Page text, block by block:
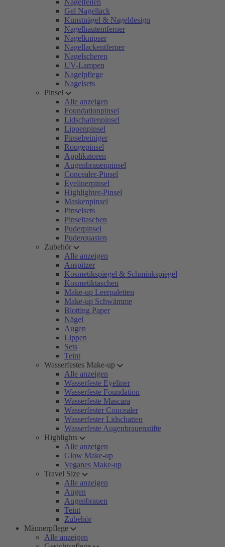
Nagelfeilen
Gel Nagellack
Kunstnägel & Nageldesign
Nagelhautentferner
Nagelknipser
Nagellackentferner
Nagelscheren
UV-Lampen
Nagelpflege
Nagelsets
Pinsel
Alle anzeigen
Foundationpinsel
Lidschattenpinsel
Lippenpinsel
Pinselreiniger
Rougepinsel
Applikatoren
Augenbrauenpinsel
Concealer-Pinsel
Eyelinerpinsel
Highlighter-Pinsel
Maskenpinsel
Pinselsets
Pinseltaschen
Puderpinsel
Puderquasten
Zubehör
Alle anzeigen
Anspitzer
Kosmetikspiegel & Schminkspiegel
Kosmetiktaschen
Make-up Leerpaletten
Make-up Schwämme
Blotting Paper
Nägel
Augen
Lippen
Sets
Teint
Wasserfestes Make-up
Alle anzeigen
Wasserfeste Eyeliner
Wasserfeste Foundation
Wasserfeste Mascara
Wasserfester Concealer
Wasserfester Lidschatten
Wasserfeste Augenbrauenstifte
Highlights
Alle anzeigen
Glow Make-up
Veganes Make-up
Travel Size
Alle anzeigen
Augen
Augenbrauen
Teint
Zubehör
Männerpflege
Alle anzeigen